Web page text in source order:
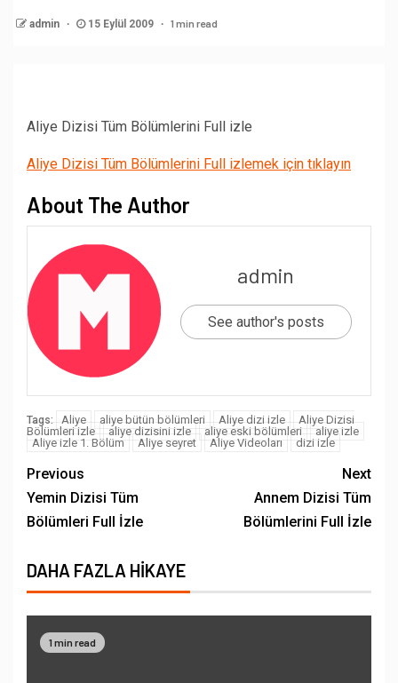
admin 15 Eylül 2009 1 min read
Aliye Dizisi Tüm Bölümlerini Full izle
Aliye Dizisi Tüm Bölümlerini Full izlemek için tıklayın
About The Author
admin
See author's posts
Tags: Aliye aliye bütün bölümleri Aliye dizi izle
Aliye Dizisi
Bölümleri izle
aliye dizisini izle aliye eski bölümleri
aliye izle
Aliye izle 1. Bölüm
Aliye seyret Aliye Videoları dizi izle
Previous
Yemin Dizisi Tüm
Bölümleri Full İzle
Next
Annem Dizisi Tüm
Bölümlerini Full İzle
DAHA FAZLA HIKAYE
1 min read